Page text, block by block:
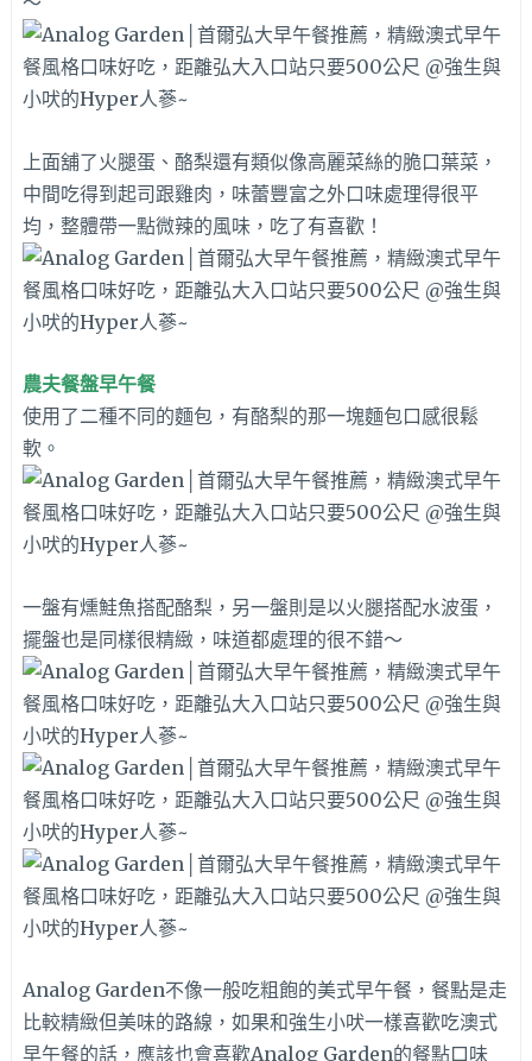
上面舖了火腿蛋、酪梨還有類似像高麗菜絲的脆口葉菜，
中間吃得到起司跟雞肉，味蕾豐富之外口味處理得很平
均，整體帶一點微辣的風味，吃了有喜歡！
農夫餐盤早午餐
使用了二種不同的麵包，有酪梨的那一塊麵包口感很鬆
軟。
一盤有燻鮭魚搭配酪梨，另一盤則是以火腿搭配水波蛋，
擺盤也是同樣很精緻，味道都處理的很不錯～
Analog Garden不像一般吃粗飽的美式早午餐，餐點是走
比較精緻但美味的路線，如果和強生小吠一樣喜歡吃澳式
早午餐的話，應該也會喜歡Analog Garden的餐點口味